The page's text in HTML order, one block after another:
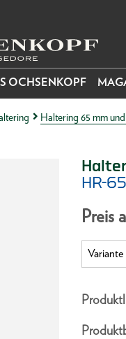
OCHSENKOPF
Haltering 65 mm
HR-65
Preis